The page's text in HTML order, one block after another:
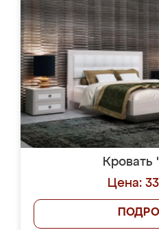
Кровать
Цена: